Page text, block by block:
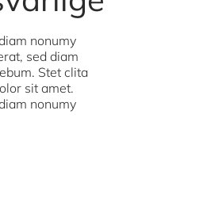
nonumy
sed diam
Stet clita
sit amet.
nonumy